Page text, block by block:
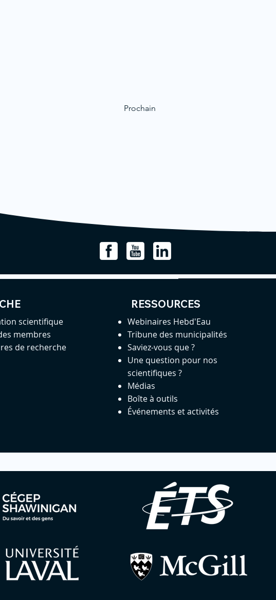
Prochain
scientifique
membres
de recherche
RESSOURCES
Webinaires Hebd'Eau
Tribune des municipalités
Saviez-vous que ?
Une question pour nos
scientifiques ?
Médias
Boîte à outils
Événements et activités